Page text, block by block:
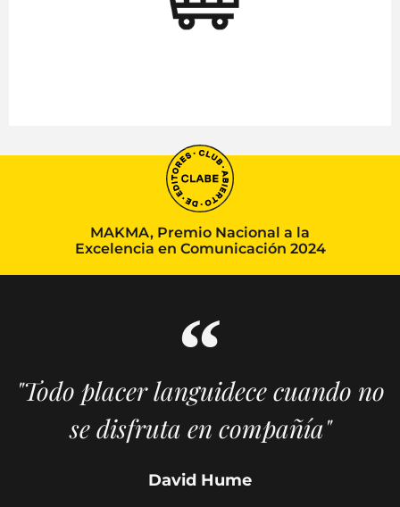
MAKMA, Premio Nacional a la
Excelencia en Comunicación 2024
"Todo placer languidece cuando no
se disfruta en compañía"
David Hume